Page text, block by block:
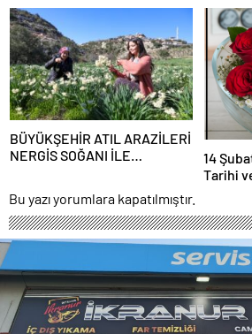
BÜYÜKŞEHİR ATIL ARAZİLERİ
NERGİS SOĞANI İLE
14
Tarihi
Bu yazı yorumlara kapatılmıştır.